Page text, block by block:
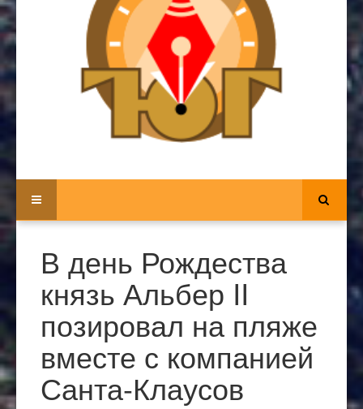
В день Рождества
князь Альбер II
позировал на пляже
вместе с компанией
Санта-Клаусов